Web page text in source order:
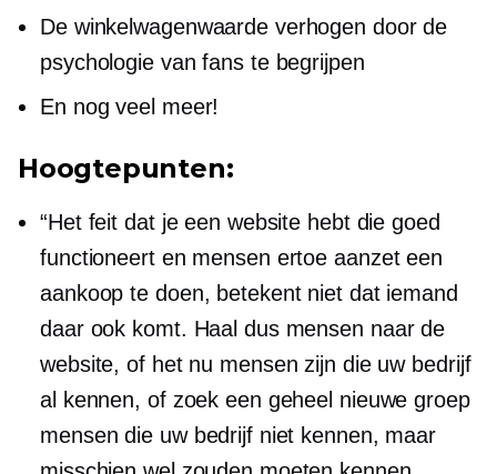
De winkelwagenwaarde verhogen door de
psychologie van fans te begrijpen
En nog veel meer!
Hoogtepunten:
“Het feit dat je een website hebt die goed
functioneert en mensen ertoe aanzet een
aankoop te doen, betekent niet dat iemand
daar ook komt. Haal dus mensen naar de
website, of het nu mensen zijn die uw bedrijf
al kennen, of zoek een geheel nieuwe groep
mensen die uw bedrijf niet kennen, maar